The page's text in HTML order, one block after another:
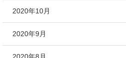
2020年10月
2020年9月
2020年8月